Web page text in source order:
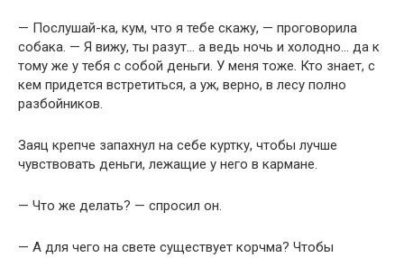
— Послушай-ка, кум, что я тебе скажу, — проговорила
собака. — Я вижу, ты разут… а ведь ночь и холодно… да к
тому же у тебя с собой деньги. У меня тоже. Кто знает, с
кем придется встретиться, а уж, верно, в лесу полно
разбойников.
Заяц крепче запахнул на себе куртку, чтобы лучше
чувствовать деньги, лежащие у него в кармане.
— Что же делать? — спросил он.
— А для чего на свете существует корчма? Чтобы